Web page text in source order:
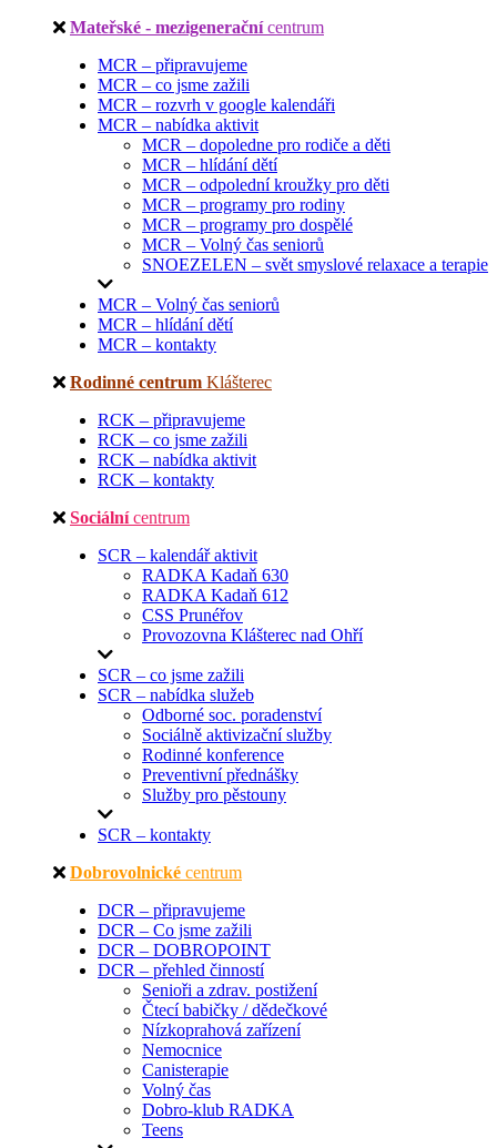
Mateřské - mezigenerační centrum
MCR – připravujeme
MCR – co jsme zažili
MCR – rozvrh v google kalendáři
MCR – nabídka aktivit
MCR – dopoledne pro rodiče a děti
MCR – hlídání dětí
MCR – odpolední kroužky pro děti
MCR – programy pro rodiny
MCR – programy pro dospělé
MCR – Volný čas seniorů
SNOEZELEN – svět smyslové relaxace a terapie
MCR – Volný čas seniorů
MCR – hlídání dětí
MCR – kontakty
Rodinné centrum Klášterec
RCK – připravujeme
RCK – co jsme zažili
RCK – nabídka aktivit
RCK – kontakty
Sociální centrum
SCR – kalendář aktivit
RADKA Kadaň 630
RADKA Kadaň 612
CSS Prunéřov
Provozovna Klášterec nad Ohří
SCR – co jsme zažili
SCR – nabídka služeb
Odborné soc. poradenství
Sociálně aktivizační služby
Rodinné konference
Preventivní přednášky
Služby pro pěstouny
SCR – kontakty
Dobrovolnické centrum
DCR – připravujeme
DCR – Co jsme zažili
DCR – DOBROPOINT
DCR – přehled činností
Senioři a zdrav. postižení
Čtecí babičky / dědečkové
Nízkoprahová zařízení
Nemocnice
Canisterapie
Volný čas
Dobro-klub RADKA
Teens